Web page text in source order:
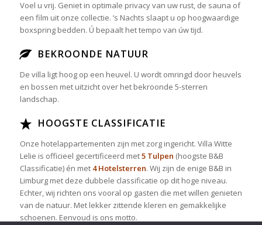
Voel u vrij. Geniet in optimale privacy van uw rust, de sauna of
een film uit onze collectie. ’s Nachts slaapt u op hoogwaardige
boxspring bedden. Ú bepaalt het tempo van úw tijd.
BEKROONDE NATUUR
De villa ligt hoog op een heuvel. U wordt omringd door heuvels
en bossen met uitzicht over het bekroonde 5-sterren
landschap.
HOOGSTE CLASSIFICATIE
Onze hotelappartementen zijn met zorg ingericht. Villa Witte
Lelie is officieel gecertificeerd met5 Tulpen (hoogste B&B
Classificatie) én met 4 Hotelsterren. Wij zijn de enige B&B in
Limburg met deze dubbele classificatie op dit hoge niveau.
Echter, wij richten ons vooral op gasten die met willen genieten
van de natuur. Met lekker zittende kleren en gemakkelijke
schoenen. Eenvoud is ons motto.